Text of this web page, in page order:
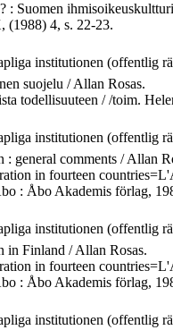
: Suomen
(1988) 4, s. 22-23.
institutionen (offentlig
suojelu / Allan Rosas.
todellisuuteen / /toim.
institutionen (offentlig
general comments / Allan
in fourteen
: Åbo Akademis förlag,
institutionen (offentlig
in Finland / Allan Rosas.
in fourteen
: Åbo Akademis förlag,
institutionen (offentlig